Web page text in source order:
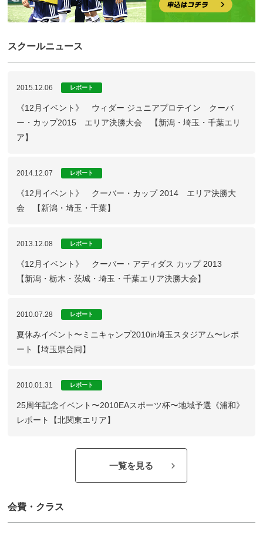
スクールニュース
2015.12.06 レポート
《12月イベント》 ウィダー ジュニアプロテイン クーバ
ー・カップ2015 エリア決勝大会 【新潟・埼玉・千葉エリ
ア】
2014.12.07 レポート
《12月イベント》 クーバー・カップ 2014 エリア決勝大
会 【新潟・埼玉・千葉】
2013.12.08 レポート
《12月イベント》 クーバー・アディダス カップ 2013
【新潟・栃木・茨城・埼玉・千葉エリア決勝大会】
2010.07.28 レポート
夏休みイベント〜ミニキャンプ2010in埼玉スタジアム〜レポ
ート【埼玉県合同】
2010.01.31 レポート
25周年記念イベント〜2010EAスポーツ杯〜地域予選《浦和》
レポート【北関東エリア】
一覧を見る
会費・クラス